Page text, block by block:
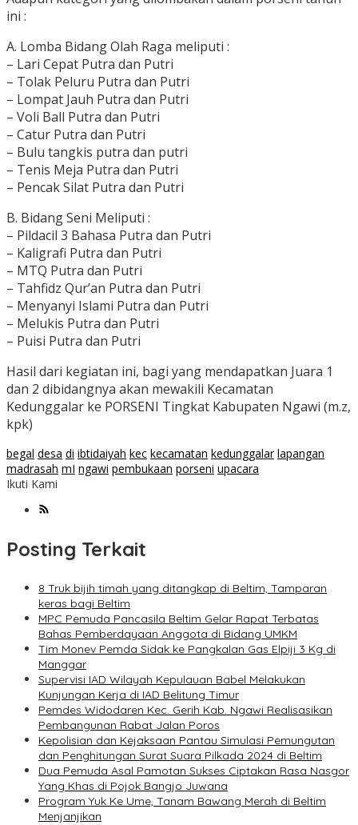
ini :
A. Lomba Bidang Olah Raga meliputi :
– Lari Cepat Putra dan Putri
– Tolak Peluru Putra dan Putri
– Lompat Jauh Putra dan Putri
– Voli Ball Putra dan Putri
– Catur Putra dan Putri
– Bulu tangkis putra dan putri
– Tenis Meja Putra dan Putri
– Pencak Silat Putra dan Putri
B. Bidang Seni Meliputi :
– Pildacil 3 Bahasa Putra dan Putri
– Kaligrafi Putra dan Putri
– MTQ Putra dan Putri
– Tahfidz Qur’an Putra dan Putri
– Menyanyi Islami Putra dan Putri
– Melukis Putra dan Putri
– Puisi Putra dan Putri
Hasil dari kegiatan ini, bagi yang mendapatkan Juara 1
dan 2 dibidangnya akan mewakili Kecamatan
Kedunggalar ke PORSENI Tingkat Kabupaten Ngawi (m.z,
kpk)
begal desa di ibtidaiyah kec kecamatan kedunggalar lapangan
madrasah mI ngawi pembukaan porseni upacara
Ikuti Kami
Posting Terkait
8 Truk bijih timah yang ditangkap di Beltim, Tamparan
keras bagi Beltim
MPC Pemuda Pancasila Beltim Gelar Rapat Terbatas
Bahas Pemberdayaan Anggota di Bidang UMKM
Tim Monev Pemda Sidak ke Pangkalan Gas Elpiji 3 Kg di
Manggar
Supervisi IAD Wilayah Kepulauan Babel Melakukan
Kunjungan Kerja di IAD Belitung Timur
Pemdes Widodaren Kec. Gerih Kab. Ngawi Realisasikan
Pembangunan Rabat Jalan Poros
Kepolisian dan Kejaksaan Pantau Simulasi Pemungutan
dan Penghitungan Surat Suara Pilkada 2024 di Beltim
Dua Pemuda Asal Pamotan Sukses Ciptakan Rasa Nasgor
Yang Khas di Pojok Bangjo Juwana
Program Yuk Ke Ume, Tanam Bawang Merah di Beltim
Menjanjikan